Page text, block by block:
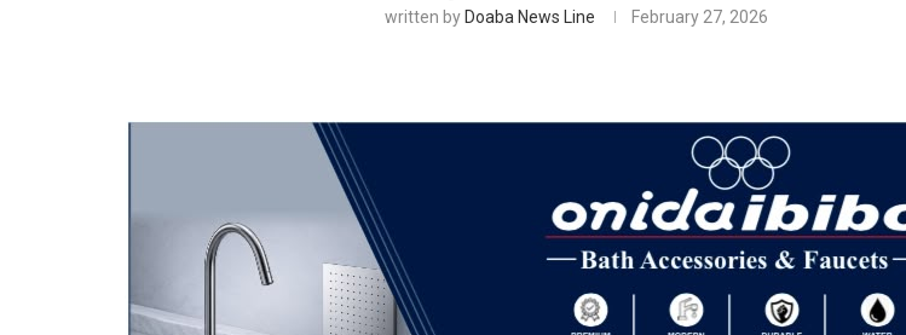
written by Doaba News Line February 27, 2026